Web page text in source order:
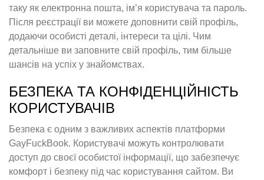
таку як електронна пошта, ім’я користувача та пароль.
Після реєстрації ви можете доповнити свій профіль,
додаючи особисті деталі, інтереси та цілі. Чим
детальніше ви заповните свій профіль, тим більше
шансів на успіх у знайомствах.
БЕЗПЕКА ТА КОНФІДЕНЦІЙНІСТЬ
КОРИСТУВАЧІВ
Безпека є одним з важливих аспектів платформи
GayFuckBook. Користувачі можуть контролювати
доступ до своєї особистої інформації, що забезпечує
комфорт і безпеку під час користування сайтом. Ви